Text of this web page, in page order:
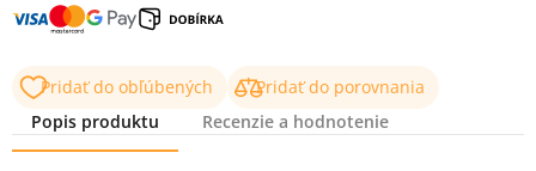
Pridať do obľúbených
Pridať do porovnania
Popis produktu
Recenzie a hodnotenie